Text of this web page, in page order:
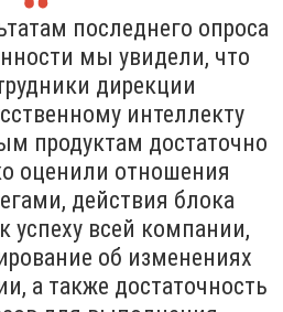
последнего опроса
мы увидели, что
дирекции
интеллекту
продуктам достаточно
оценили отношения
действия блока
успеху всей компании,
об изменениях
а также достаточность